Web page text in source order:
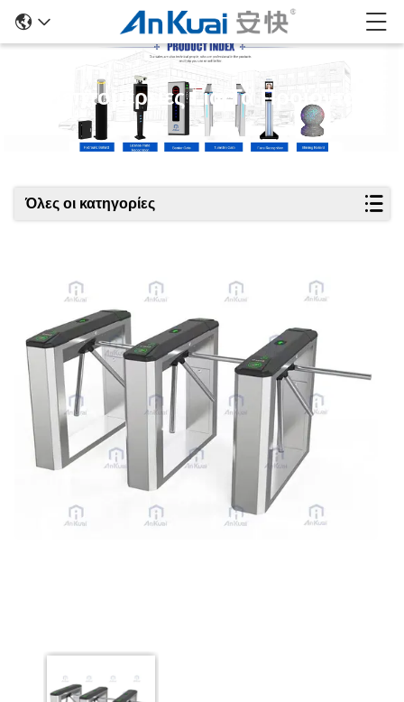
Λεπτομέρειες Για Τα Προϊόντα
Όλες οι κατηγορίες